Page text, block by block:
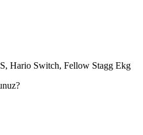
Hario Switch, Fellow Stagg Ekg